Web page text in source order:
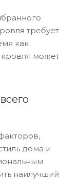
требует
как
кровля может
дома и
наилучший